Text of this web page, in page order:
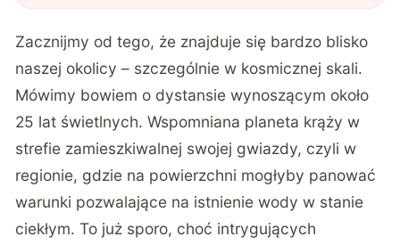
superziemia, na której może istnieć życie"?
Zacznijmy od tego, że znajduje się bardzo blisko
naszej okolicy – szczególnie w kosmicznej skali.
Mówimy bowiem o dystansie wynoszącym około
25 lat świetlnych.Wspomniana planeta krąży w
strefie zamieszkiwalnej swojej gwiazdy, czyli w
regionie, gdzie na powierzchni mogłyby panować
warunki pozwalające na istnienie wody w stanie
ciekłym. To już sporo, choć intrygujących